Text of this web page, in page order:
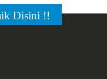
Disini !!